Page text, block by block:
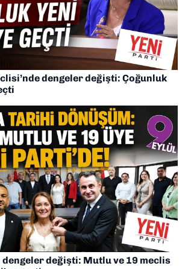
dengeler değişti: Çoğunluk
dengeler değişti: Mutlu ve 19 meclis